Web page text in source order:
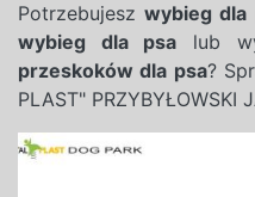
Potrzebujeszwybieg dla
wybieg dla psa lub
przeskoków dla psa?
PLAST" PRZYBYŁOWSKI